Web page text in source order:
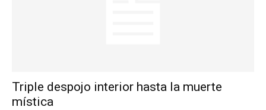
Triple despojo interior hasta la muerte
mística